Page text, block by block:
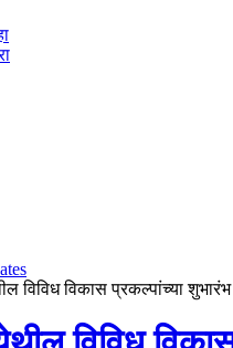
विविध विकास प्रकल्पांच्या